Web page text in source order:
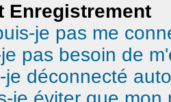
Enregistrement
je pas me
pas besoin de
je déconnecté